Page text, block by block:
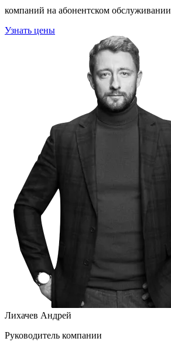
компаний на абонентском обслуживании
Узнать цены
Лихачев Андрей
Руководитель компании